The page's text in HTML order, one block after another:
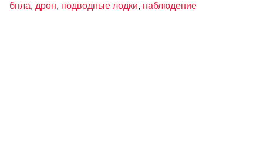
бпла, дрон, подводные лодки, наблюдение